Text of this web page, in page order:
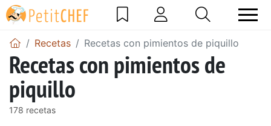
Recetas Recetas con pimientos de piquillo
Recetas con pimientos de
piquillo
178 recetas